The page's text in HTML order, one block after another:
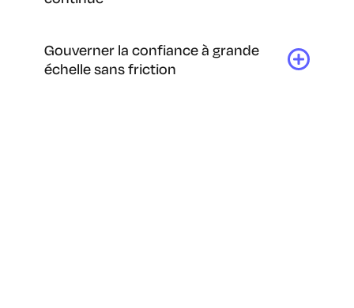
Gouverner la confiance à grande
échelle sans friction